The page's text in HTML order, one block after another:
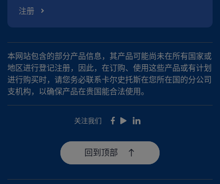
注册
本网站包含的部分产品信息，其产品可能尚未在所有国家或
地区进行登记注册，因此，在订购、使用这些产品或有计划
进行购买时，请您务必联系卡尔史托斯在您所在国的分公司
支机构，以确保产品在贵国能合法使用。
关注我们 Facebook
YoutubeLinkedIn
回到顶部